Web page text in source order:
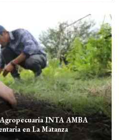
INTA AMBA
en La Matanza